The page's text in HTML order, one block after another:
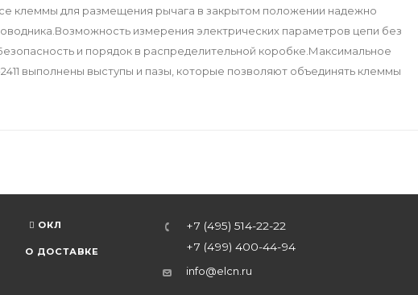
клеммы для размещения рычага в закрытом положении надежно
измерения электрических параметров цепи без
и порядок в распределительной коробке.Максимальное
выполнены выступы и пазы, которые позволяют объединять клеммы
ОКЛ
О ДОСТАВКЕ
+7 (495) 514-22-22
+7 (499) 400-44-94
info@elcn.ru